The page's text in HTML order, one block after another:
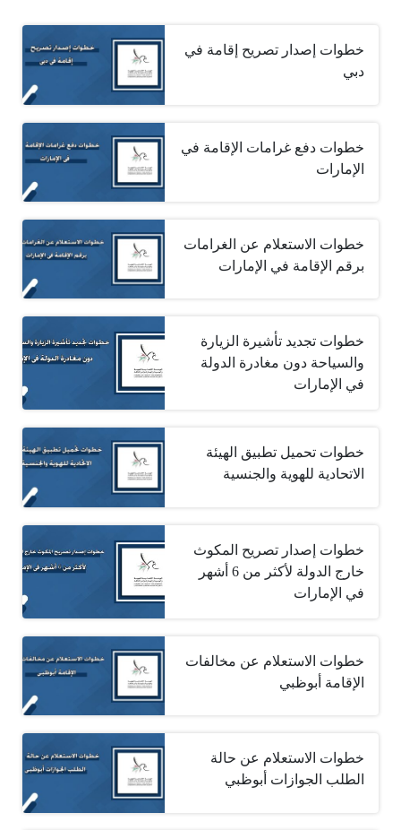
خطوات إصدار تصريح إقامة في
دبي
خطوات دفع غرامات الإقامة في
الإمارات
خطوات الاستعلام عن الغرامات
برقم الإقامة في الإمارات
خطوات تجديد تأشيرة الزيارة
والسياحة دون مغادرة الدولة
في الإمارات
خطوات تحميل تطبيق الهيئة
الاتحادية للهوية والجنسية
خطوات إصدار تصريح المكوث
خارج الدولة لأكثر من 6 أشهر
في الإمارات
خطوات الاستعلام عن مخالفات
الإقامة أبوظبي
خطوات الاستعلام عن حالة
الطلب الجوازات أبوظبي